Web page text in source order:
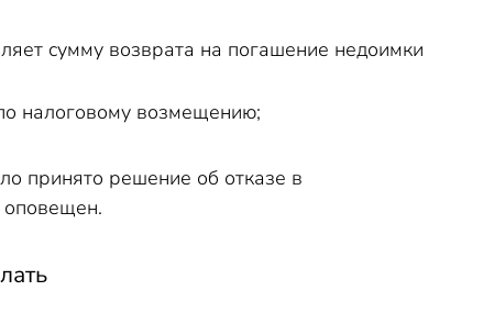
сумму возврата на погашение недоимки
налоговому возмещению;
принято решение об отказе в
оповещен.